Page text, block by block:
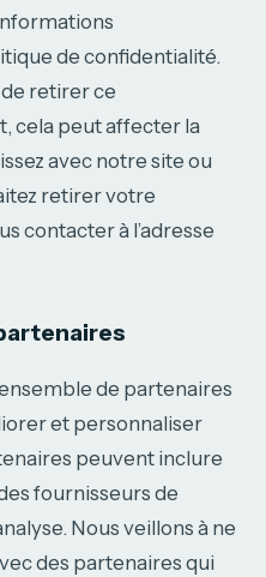
de confidentialité.
retirer ce
cela peut affecter la
avec notre site ou
retirer votre
contacter à l’adresse
de partenaires
et personnaliser
peuvent inclure
fournisseurs de
Nous veillons à ne
des partenaires qui